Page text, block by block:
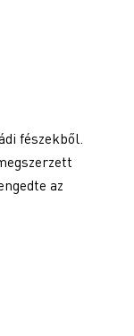
fészekből.
az